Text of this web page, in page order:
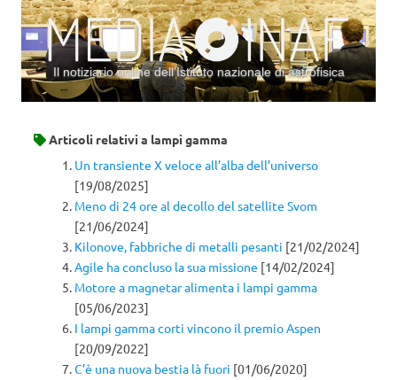
Il notiziario online dell’Istituto nazionale di astrofisica
Articoli relativi a lampi gamma
Un transiente X veloce all’alba dell’universo
[19/08/2025]
Meno di 24 ore al decollo del satellite Svom
[21/06/2024]
Kilonove, fabbriche di metalli pesanti [21/02/2024]
Agile ha concluso la sua missione [14/02/2024]
Motore a magnetar alimenta i lampi gamma
[05/06/2023]
I lampi gamma corti vincono il premio Aspen
[20/09/2022]
C’è una nuova bestia là fuori [01/06/2020]